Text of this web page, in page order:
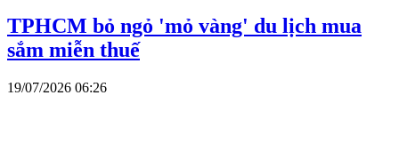
TPHCM bỏ ngỏ 'mỏ vàng' du lịch mua
sắm miễn thuế
19/07/2026 06:26